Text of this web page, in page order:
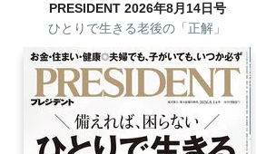
PRESIDENT 2026年8月14日号
ひとりで生きる老後の「正解」